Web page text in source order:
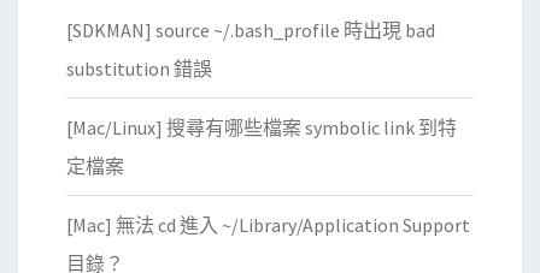
[SDKMAN] source ~/.bash_profile 時出現 bad
substitution 錯誤
[Mac/Linux] 搜尋有哪些檔案 symbolic link 到特
定檔案
[Mac] 無法 cd 進入 ~/Library/Application Support
目錄？